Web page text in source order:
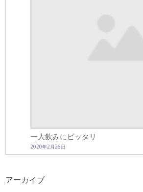
一人飲みにピッタリ
2020年2月26日
アーカイブ